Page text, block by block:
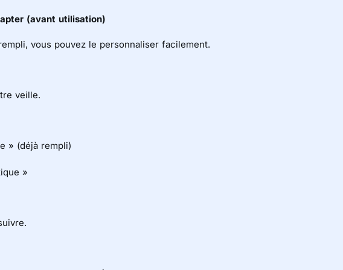
(avant utilisation)
vous pouvez le personnaliser facilement.
veille.
» (déjà rempli)
»